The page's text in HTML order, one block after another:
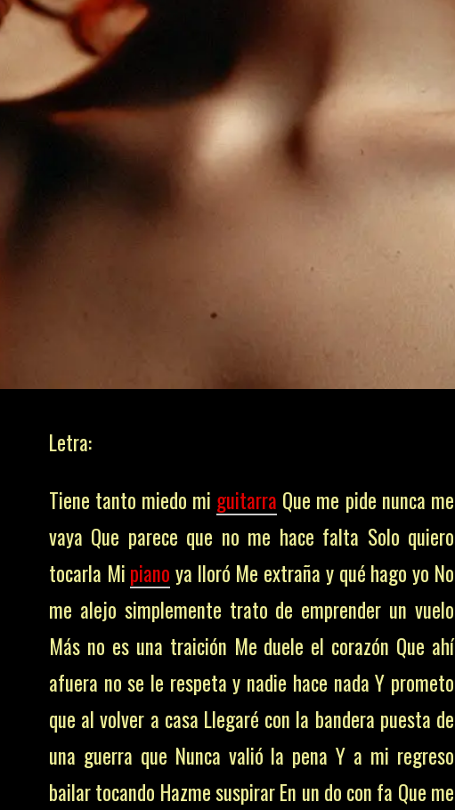
Letra:
Tiene tanto miedo mi guitarra Que me pide nunca me
vaya Que parece que no me hace falta Solo quiero
tocarla Mi piano ya lloró Me extraña y qué hago yo No
me alejo simplemente trato de emprender un vuelo
Más no es una traición Me duele el corazón Que ahí
afuera no se le respeta y nadie hace nada Y prometo
que al volver a casa Llegaré con la bandera puesta de
una guerra que Nunca valió la pena Y a mi regreso
bailar tocando Hazme suspirar En un do con fa Que me